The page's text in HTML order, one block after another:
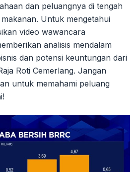
dan peluangnya di tengah
Untuk mengetahui
video wawancara
analisis mendalam
dan potensi keuntungan dari
Roti Cemerlang. Jangan
untuk memahami peluang